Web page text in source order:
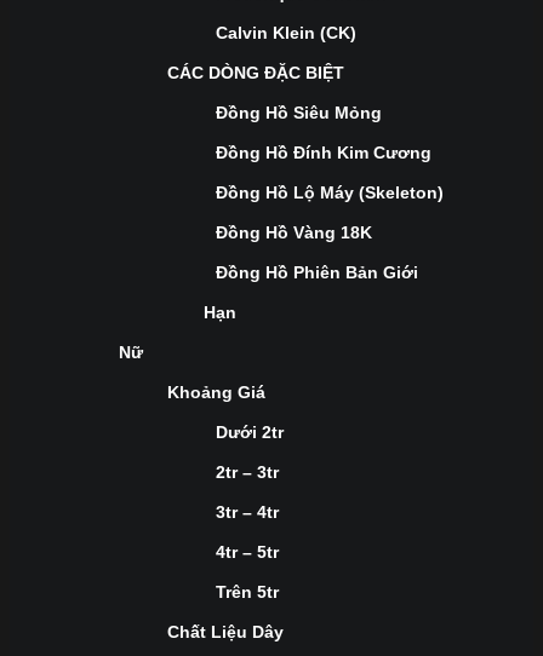
Calvin Klein (CK)
CÁC DÒNG ĐẶC BIỆT
Đồng Hồ Siêu Mỏng
Đồng Hồ Đính Kim Cương
Đồng Hồ Lộ Máy (Skeleton)
Đồng Hồ Vàng 18K
Đồng Hồ Phiên Bản Giới
Hạn
Nữ
Khoảng Giá
Dưới 2tr
2tr – 3tr
3tr – 4tr
4tr – 5tr
Trên 5tr
Chất Liệu Dây